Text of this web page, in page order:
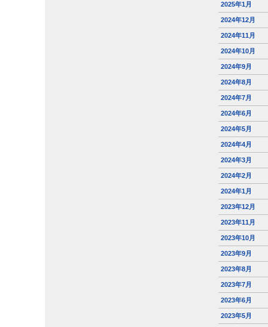
2025年1月
2024年12月
2024年11月
2024年10月
2024年9月
2024年8月
2024年7月
2024年6月
2024年5月
2024年4月
2024年3月
2024年2月
2024年1月
2023年12月
2023年11月
2023年10月
2023年9月
2023年8月
2023年7月
2023年6月
2023年5月